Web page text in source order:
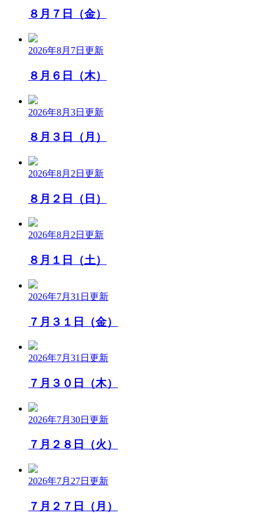
８月７日（金）
2026年8月7日 更新
８月６日（木）
2026年8月3日 更新
８月３日（月）
2026年8月2日 更新
８月２日（日）
2026年8月2日 更新
８月１日（土）
2026年7月31日 更新
７月３１日（金）
2026年7月31日 更新
７月３０日（木）
2026年7月30日 更新
７月２８日（火）
2026年7月27日 更新
７月２７日（月）